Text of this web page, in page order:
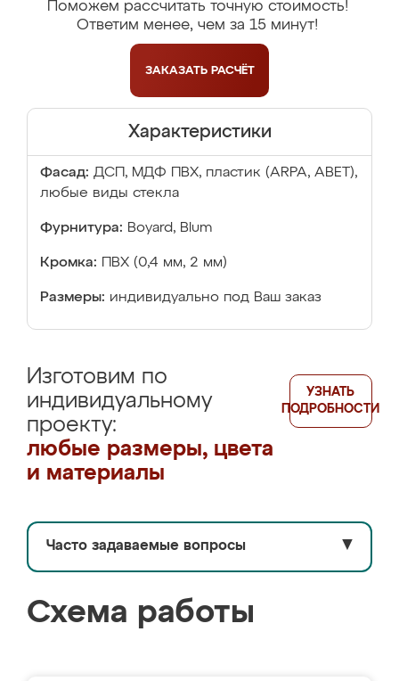
Поможем рассчитать точную стоимость!
Ответим менее, чем за 15 минут!
ЗАКАЗАТЬ РАСЧЁТ
Характеристики
Фасад: ДСП, МДФ ПВХ, пластик (ARPA, ABET),
любые виды стекла
Фурнитура: Boyard, Blum
Кромка: ПВХ (0,4 мм, 2 мм)
Размеры: индивидуально под Ваш заказ
Изготовим по
индивидуальному
проекту:
любые размеры, цвета
и материалы
УЗНАТЬ
ПОДРОБНОСТИ
Часто задаваемые вопросы ▼
Схема работы